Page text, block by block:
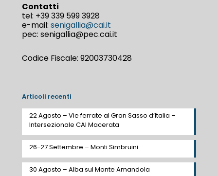
Contatti
tel: +39 339 599 3928
e-mail: senigallia@cai.it
pec: senigallia@pec.cai.it
Codice Fiscale: 92003730428
Articoli recenti
22 Agosto – Vie ferrate al Gran Sasso d’Italia –
Intersezionale CAI Macerata
26-27 Settembre – Monti Simbruini
30 Agosto – Alba sul Monte Amandola